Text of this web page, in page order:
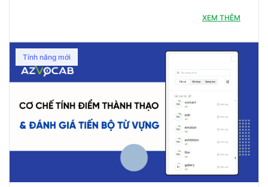
XEM THÊM
Tính năng mới